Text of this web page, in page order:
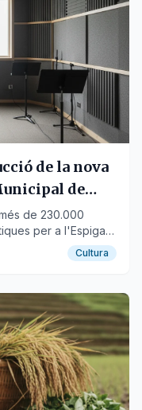
de la nova
de
de 230.000
per a l'Espiga
Cultura